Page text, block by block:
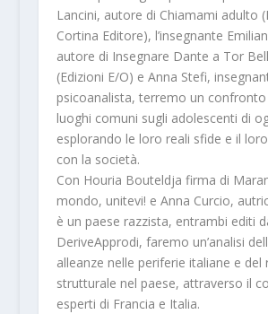
Lancini, autore di Chiamami adulto
Cortina Editore), l’insegnante
autore di Insegnare Dante a Tor
(Edizioni E/O) e Anna Stefi,
psicoanalista, terremo un
luoghi comuni sugli adolescenti di
esplorando le loro reali sfide e il
con la società.
Con Houria Bouteldja firma di
mondo, unitevi! e Anna Curcio,
è un paese razzista, entrambi editi
DeriveApprodi, faremo un’analisi
alleanze nelle periferie italiane e del
strutturale nel paese, attraverso il
esperti di Francia e Italia.